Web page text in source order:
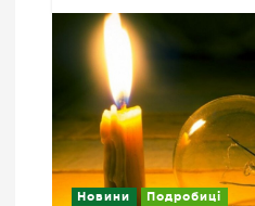
Новини Подробиці